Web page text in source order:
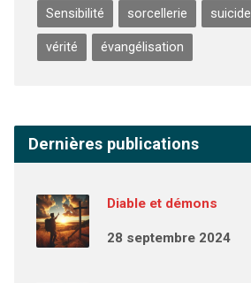
Sensibilité sorcellerie suicide
vérité évangélisation
Dernières publications
Diable et démons
28 septembre 2024